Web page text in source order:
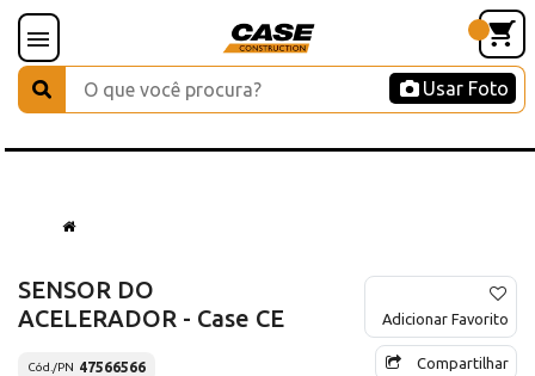
Usar Foto
SENSOR DO
ACELERADOR - Case CE
Cód./PN 47566566
Adicionar Favorito
Compartilhar